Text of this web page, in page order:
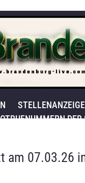
DER
am 07.03.26